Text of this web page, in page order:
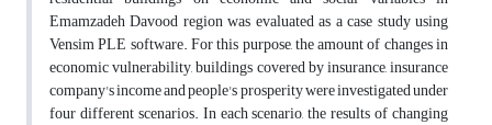
Emamzadeh Davood region was evaluated as a case study using
Vensim PLE software. For this purpose, the amount of changes in
economic vulnerability, buildings covered by insurance, insurance
company's income and people's prosperity were investigated under
four different scenarios. In each scenario, the results of changing